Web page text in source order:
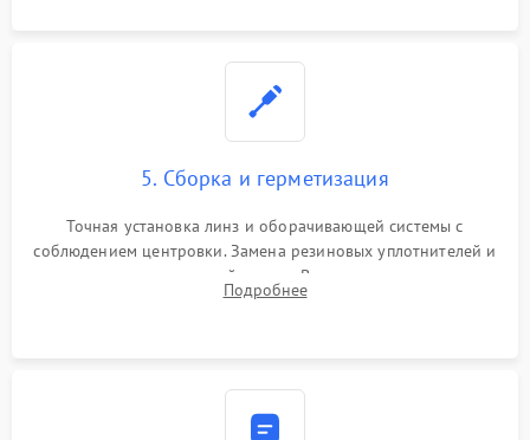
5. Сборка и герметизация
Точная установка линз и оборачивающей системы с
соблюдением центровки. Замена резиновых уплотнителей и
нанесение влагозащитной смазки. Вакуумирование корпуса
и заполнение его осушенным азотом или аргоном для
Подробнее